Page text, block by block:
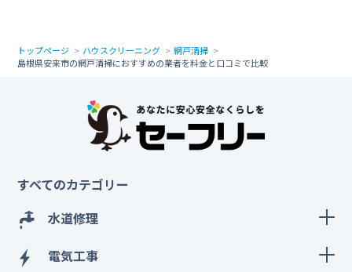
トップページ ハウスクリーニング
網戸清掃
島根県安来市の網戸清掃におすすめの業者を料金と口コミで比較
すべてのカテゴリー
水道修理
電気工事